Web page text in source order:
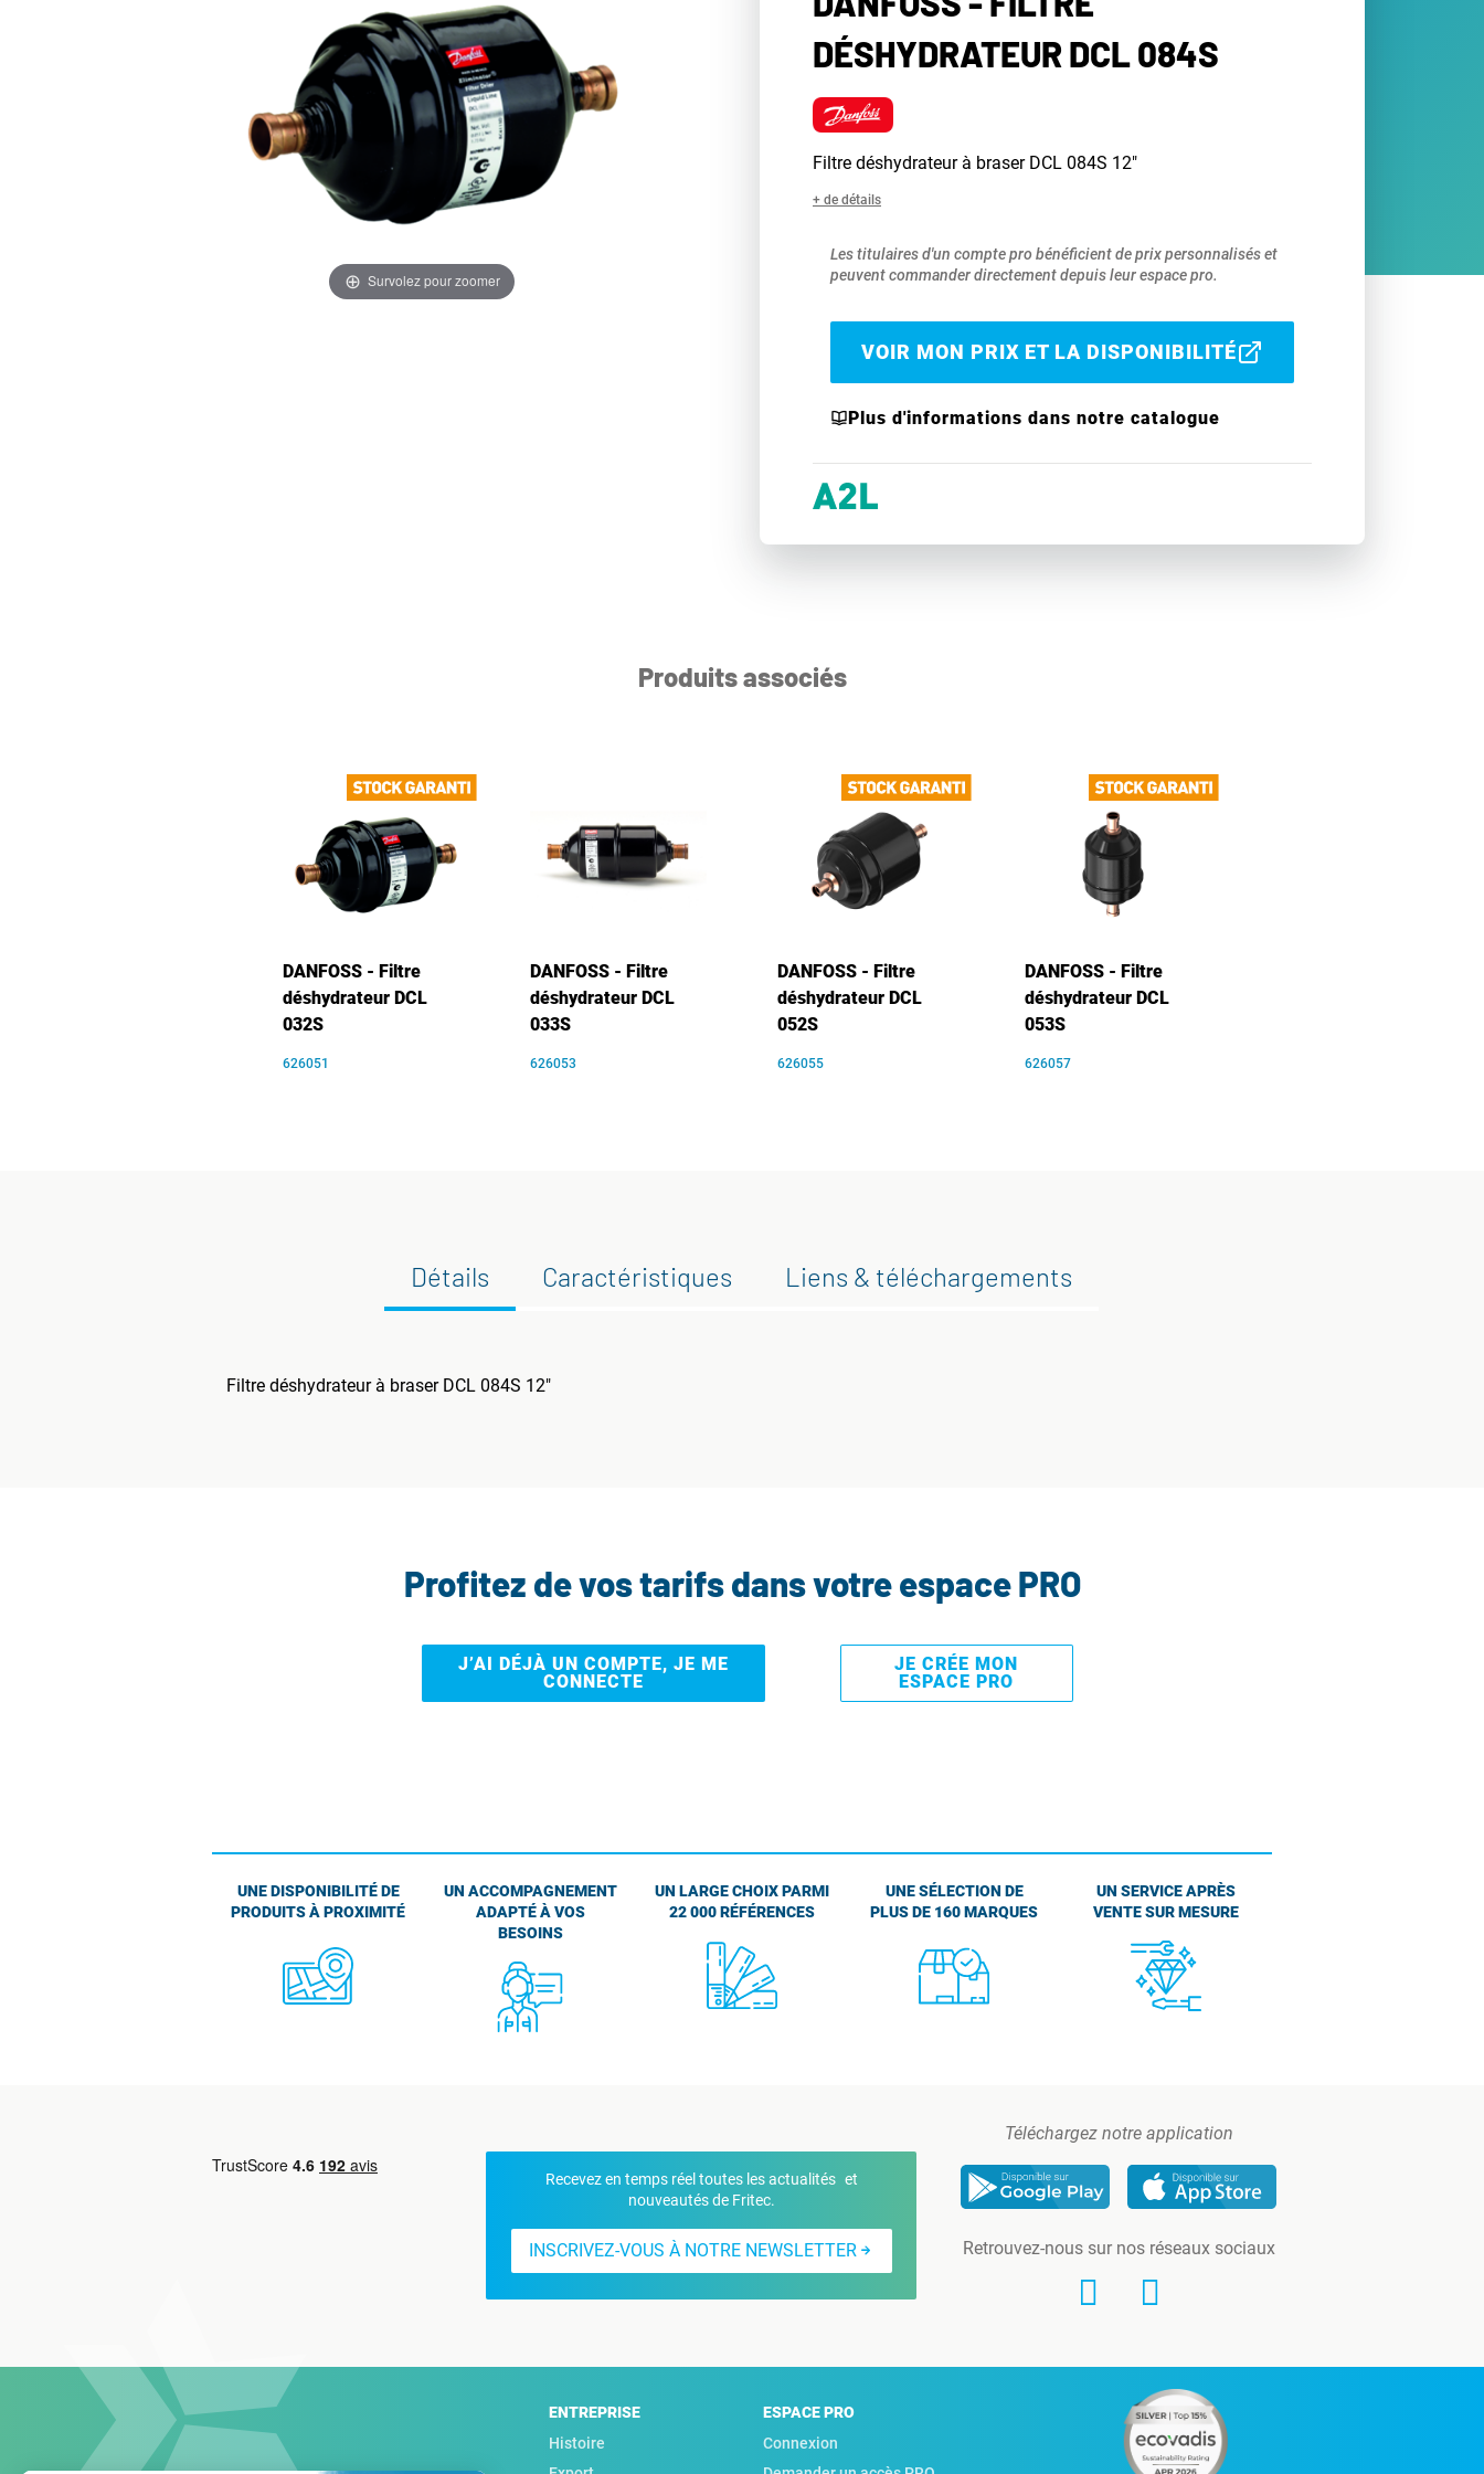
Survolez pour zoomer
DÉSHYDRATEUR DCL 084S
Filtre déshydrateur à braser DCL 084S 12"
+ de détails
Les titulaires d'un compte pro bénéficient de prix personnalisés et
peuvent commander directement depuis leur espace pro.
VOIR MON PRIX ET LA DISPONIBILITÉ
Plus d'informations dans notre catalogue
Produits associés
DANFOSS - Filtre
déshydrateur DCL
032S
626051
DANFOSS - Filtre
déshydrateur DCL
033S
626053
DANFOSS - Filtre
déshydrateur DCL
052S
626055
DANFOSS - Filtre
déshydrateur DCL
053S
626057
Détails Caractéristiques Liens & téléchargements
Filtre déshydrateur à braser DCL 084S 12"
Profitez de vos tarifs dans votre espace PRO
J’AI DÉJÀ UN COMPTE, JE ME
CONNECTE
JE CRÉE MON
ESPACE PRO
UNE DISPONIBILITÉ DE
PRODUITS À PROXIMITÉ
UN ACCOMPAGNEMENT
ADAPTÉ À VOS
BESOINS
UN LARGE CHOIX PARMI
22 000 RÉFÉRENCES
UNE SÉLECTION DE
PLUS DE 160 MARQUES
UN SERVICE APRÈS
VENTE SUR MESURE
Recevez en temps réel toutes les actualités et
nouveautés de Fritec.
INSCRIVEZ-VOUS À NOTRE NEWSLETTER
Téléchargez notre application
Retrouvez-nous sur nos réseaux sociaux
ENTREPRISE
Histoire
ESPACE PRO
Connexion